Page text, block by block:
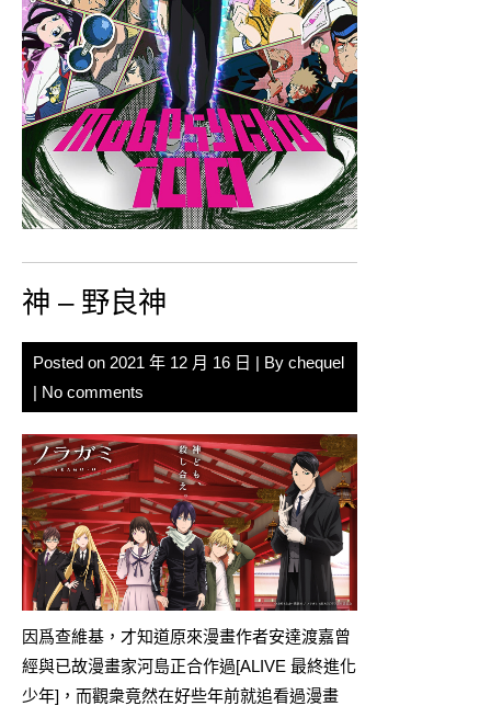
神 – 野良神
Posted on 2021 年 12 月 16 日 | By chequel
| No comments
因爲查維基，才知道原來漫畫作者安達渡嘉曾
經與已故漫畫家河島正合作過[ALIVE 最終進化
少年]，而觀衆竟然在好些年前就追看過漫畫